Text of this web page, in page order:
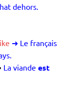
dehors.
ike ➜ Le français
La viande est